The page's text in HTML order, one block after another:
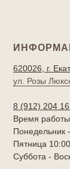
620026, г.
ул. Розы
8 (912) 204
Время
Понедельник
Пятница
Суббота -